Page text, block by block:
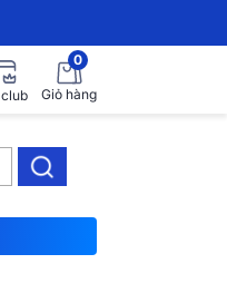
club
0
Giỏ hàng